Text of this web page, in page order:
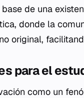
de una
donde la
original,
para el
como un